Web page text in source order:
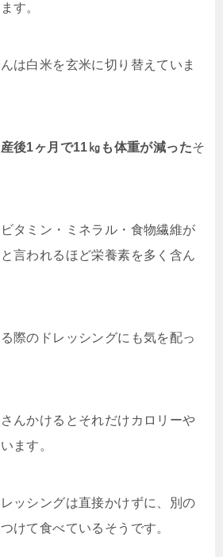
す。
は白米を玄米に切り替えていま
産後1ヶ月で11㎏も体重が減ったそ
タミン・ミネラル・食物繊維が
言われるほど栄養素を多く含ん
際のドレッシングにも気を配っ
んかけるとそれだけカロリーや
ます。
ッシングは直接かけずに、別の
けて食べているそうです。